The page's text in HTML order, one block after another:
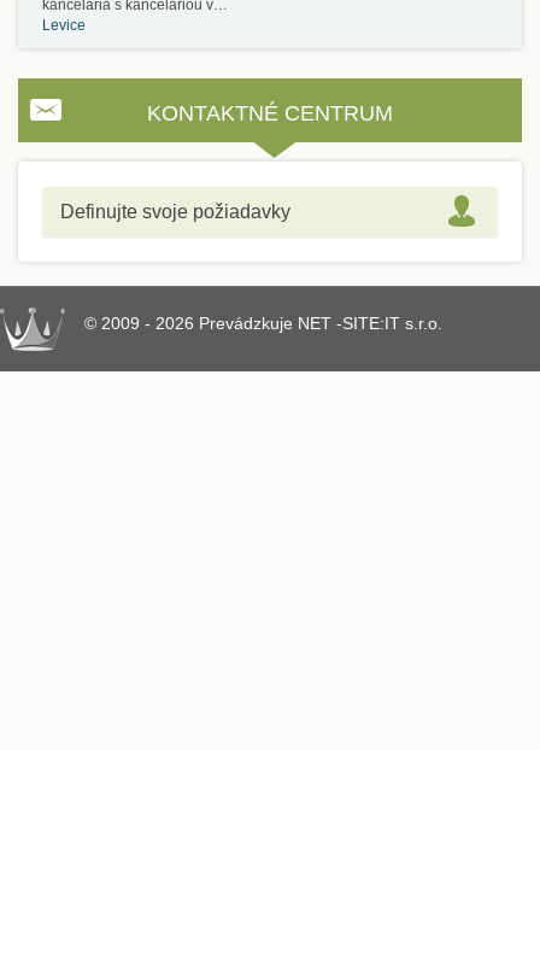
kancelária s kanceláriou v…
Levice
KONTAKTNÉ CENTRUM
Definujte svoje požiadavky
© 2009 - 2026 Prevádzkuje NET -SITE:IT s.r.o.